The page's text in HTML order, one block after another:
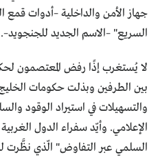
جهاز الأمن والداخلية –أدوات قمع
السريع" –الاسم الجديد للجنجويد–.
لا يُستغرب إذًا رفض المعتصمون
بين الطرفين وبذلت حكومات
والتسهيلات في استيراد الوقود
الإعلامي. وأيّد سفراء الدول
السلمي عبر التفاوض" الّذي نظَّرت له